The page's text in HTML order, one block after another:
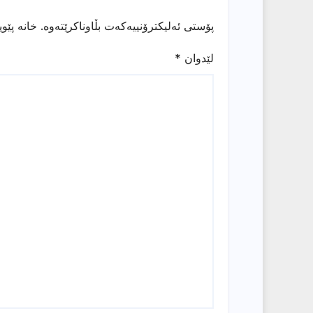
پۆستی ئەلیکترۆنییەکەت بڵاوناکرێتەوە. خانە
لێدوان *